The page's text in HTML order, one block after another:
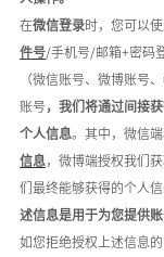
在微信登录时，您可以
件号/手机号/邮箱+密码
（微信账号、微博账号
账号 ，我们将通过间接
个人信息。其中，微信端
信息 ，微博端授权我们
们最终能够获得的个人
述信息是用于为您提供
如您拒绝授权上述信息